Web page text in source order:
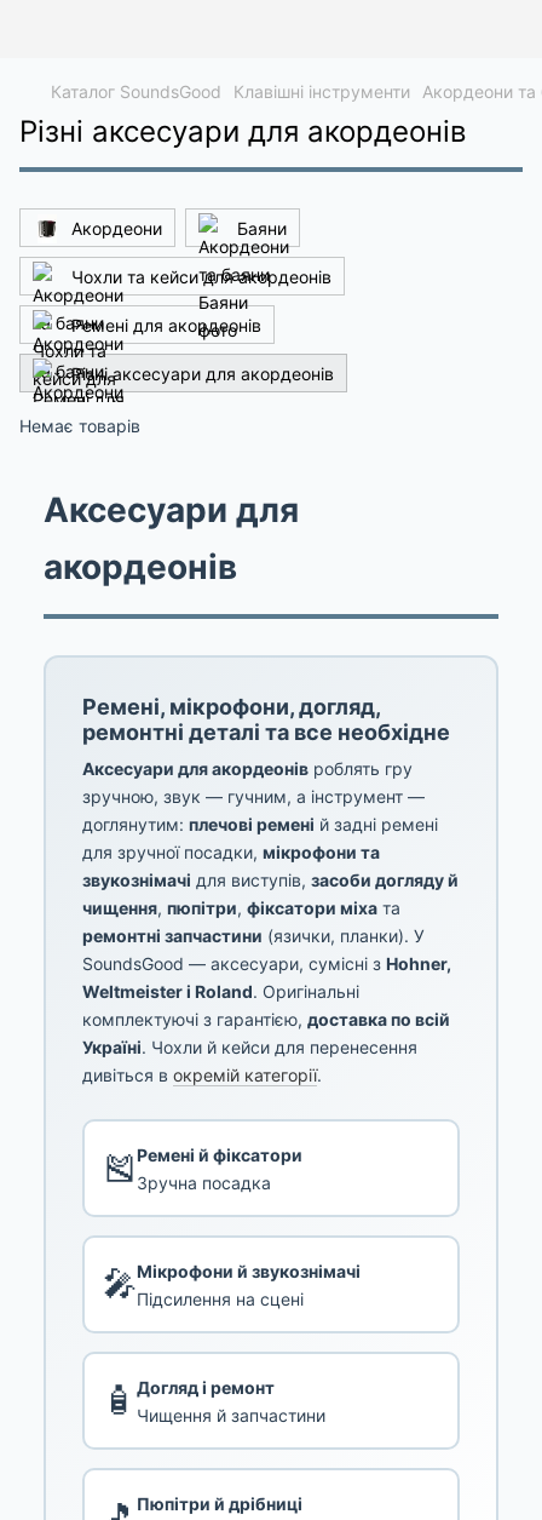
Каталог SoundsGood Клавішні інструменти Акордеони та
Різні аксесуари для акордеонів
Акордеони Баяни
Чохли та кейси для акордеонів
Ремені для акордеонів
Різні аксесуари для акордеонів
Немає товарів
Аксесуари для
акордеонів
Ремені, мікрофони, догляд,
ремонтні деталі та все необхідне
Аксесуари для акордеонів роблять гру
зручною, звук — гучним, а інструмент —
доглянутим: плечові ремені й задні ремені
для зручної посадки, мікрофони та
звукознімачі для виступів, засоби догляду й
чищення, пюпітри, фіксатори міха та
ремонтні запчастини (язички, планки). У
SoundsGood — аксесуари, сумісні з Hohner,
Weltmeister і Roland. Оригінальні
комплектуючі з гарантією, доставка по всій
Україні. Чохли й кейси для перенесення
дивіться в окремій категорії.
🎽Ремені й фіксатори
Зручна посадка
🎤Мікрофони й звукознімачі
Підсилення на сцені
🧴 Догляд і ремонт
Чищення й запчастини
Пюпітри й дрібниці